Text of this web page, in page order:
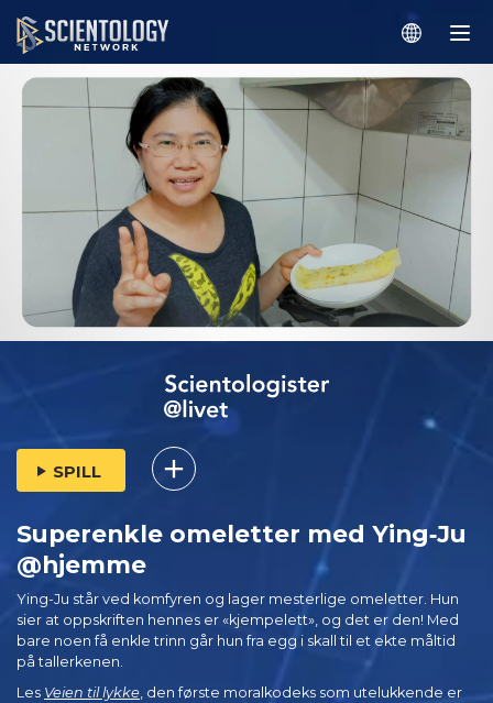
SPILL
Superenkle omeletter med Ying‑Ju
@hjemme
Ying-Ju står ved komfyren og lager mesterlige omeletter. Hun
sier at oppskriften hennes er «kjempelett», og det er den! Med
bare noen få enkle trinn går hun fra egg i skall til et ekte måltid
på tallerkenen.
Les Veien til lykke, den første moralkodeks som utelukkende er